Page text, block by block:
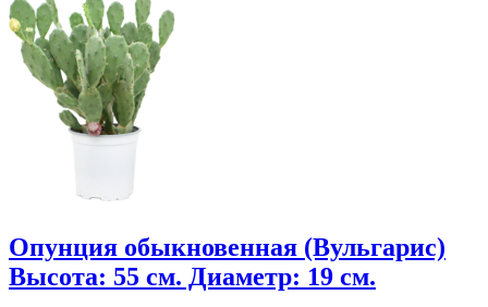
Опунция обыкновенная (Вульгарис)
Высота: 55 см. Диаметр: 19 см.